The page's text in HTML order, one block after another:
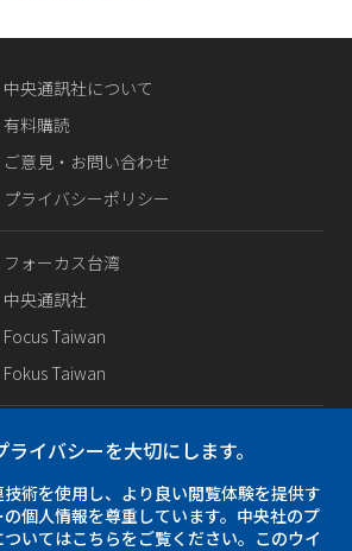
中央通訊社について
有料購読
ご意見・お問い合わせ
プライバシーポリシー
フォーカス台湾
中央通訊社
Focus Taiwan
Fokus Taiwan
Facebook
Instagram
イバシーを大切にします。
術を使用し、より良い閲覧体験を提供す
個人情報を尊重しています。中央社のプ
いてはこちらをご覧ください。このウイ